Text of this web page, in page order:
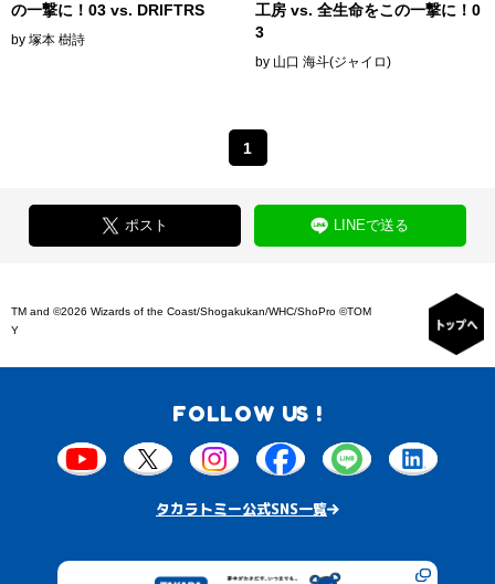
の一撃に！03 vs. DRIFTRS
by 塚本 樹詩
工房 vs. 全生命をこの一撃に！0
3
by 山口 海斗(ジャイロ)
1
ポスト LINEで送る
TM and ©2026 Wizards of the Coast/Shogakukan/WHC/ShoPro ©TOM
Y
FOLLOW US !
タカラトミー公式SNS一覧